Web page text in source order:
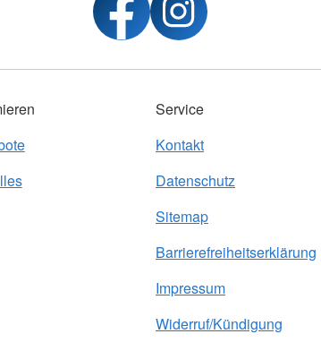
Service
Kontakt
Datenschutz
Sitemap
Barrierefreiheitserklärung
Impressum
Widerruf/Kündigung